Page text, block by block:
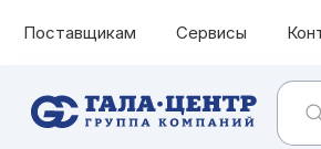
Поставщикам Сервисы